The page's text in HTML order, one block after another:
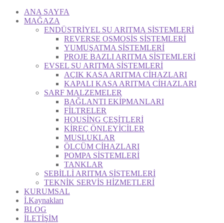
ANA SAYFA
MAĞAZA
ENDÜSTRİYEL SU ARITMA SİSTEMLERİ
REVERSE OSMOSİS SİSTEMLERİ
YUMUŞATMA SİSTEMLERİ
PROJE BAZLI ARITMA SİSTEMLERİ
EVSEL SU ARITMA SİSTEMLERİ
AÇIK KASA ARITMA CİHAZLARI
KAPALI KASA ARITMA CİHAZLARI
SARF MALZEMELER
BAĞLANTI EKİPMANLARI
FİLTRELER
HOUSİNG ÇEŞİTLERİ
KİREÇ ÖNLEYİCİLER
MUSLUKLAR
ÖLÇÜM CİHAZLARI
POMPA SİSTEMLERİ
TANKLAR
SEBİLLİ ARITMA SİSTEMLERİ
TEKNİK SERVİS HİZMETLERİ
KURUMSAL
İ.Kaynakları
BLOG
İLETİŞİM